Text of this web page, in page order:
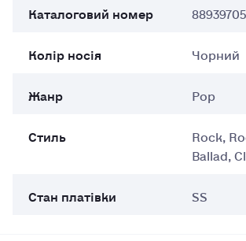
Каталоговий номер
Колір носія
Чорний
Жанр
Pop
Стиль
Rock,
Ballad,
Стан платівки
SS